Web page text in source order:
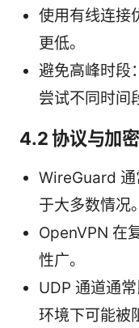
使用有线连接
更低。
避免高峰时段
尝试不同时间
4.2 协议与加密
WireGuard 通
于大多数情况。
OpenVPN 在
性广。
UDP 通道通
环境下可能被